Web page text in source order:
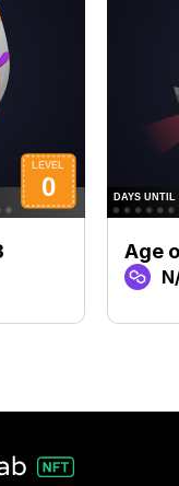
Age